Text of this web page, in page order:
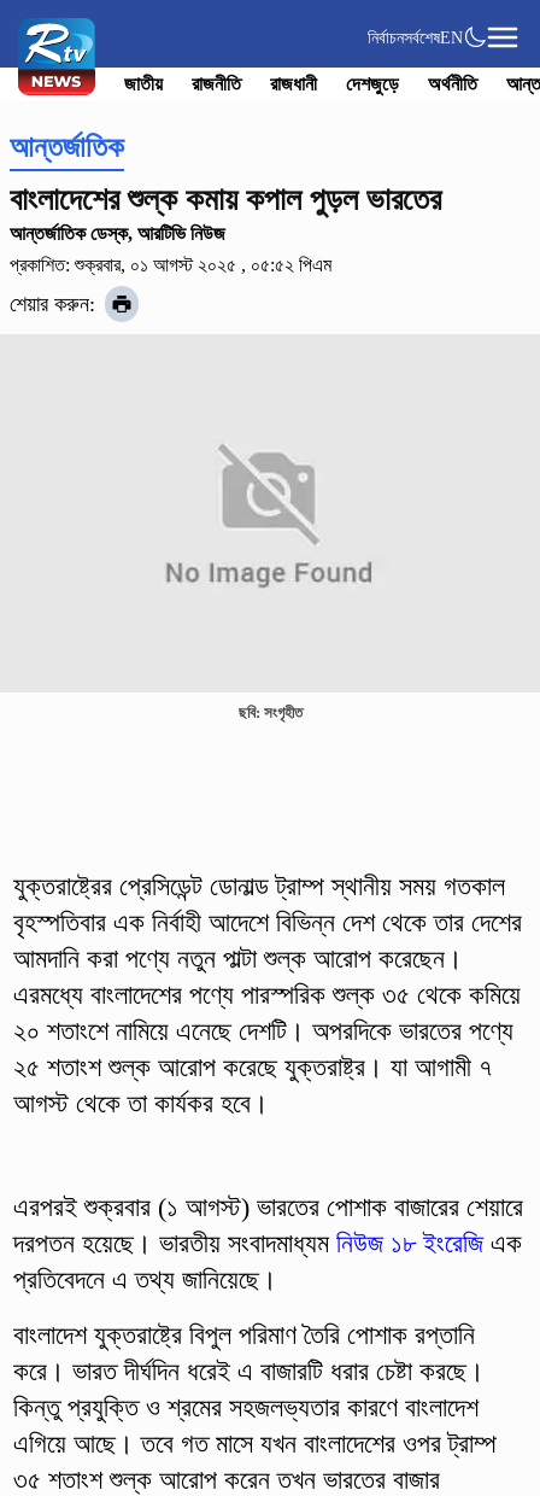
নির্বাচনসর্বশেষEN
জাতীয় রাজনীতি রাজধানী দেশজুড়ে অর্থনীতি
আন্তর্জাতিক
বাংলাদেশের শুল্ক কমায় কপাল পুড়ল ভারতের
আন্তর্জাতিক ডেস্ক, আরটিভি নিউজ
প্রকাশিত: শুক্রবার, ০১ আগস্ট ২০২৫ , ০৫:৫২ পিএম
শেয়ার করুন:
ছবি: সংগৃহীত
যুক্তরাষ্ট্রের প্রেসিডেন্ট ডোনাল্ড ট্রাম্প স্থানীয় সময় গতকাল
বৃহস্পতিবার এক নির্বাহী আদেশে বিভিন্ন দেশ থেকে তার দেশের
আমদানি করা পণ্যে নতুন পাল্টা শুল্ক আরোপ করেছেন।
এরমধ্যে বাংলাদেশের পণ্যে পারস্পরিক শুল্ক ৩৫ থেকে কমিয়ে
২০ শতাংশে নামিয়ে এনেছে দেশটি। অপরদিকে ভারতের পণ্যে
২৫ শতাংশ শুল্ক আরোপ করেছে যুক্তরাষ্ট্র। যা আগামী ৭
আগস্ট থেকে তা কার্যকর হবে।
এরপরই শুক্রবার (১ আগস্ট) ভারতের পোশাক বাজারের শেয়ারে
দরপতন হয়েছে। ভারতীয় সংবাদমাধ্যম নিউজ ১৮ ইংরেজিএক
প্রতিবেদনে এ তথ্য জানিয়েছে।
বাংলাদেশ যুক্তরাষ্ট্রে বিপুল পরিমাণ তৈরি পোশাক রপ্তানি
করে। ভারত দীর্ঘদিন ধরেই এ বাজারটি ধরার চেষ্টা করছে।
কিন্তু প্রযুক্তি ও শ্রমের সহজলভ্যতার কারণে বাংলাদেশ
এগিয়ে আছে। তবে গত মাসে যখন বাংলাদেশের ওপর ট্রাম্প
৩৫ শতাংশ শুল্ক আরোপ করেন তখন ভারতের বাজার